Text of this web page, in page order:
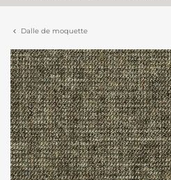
Dalle de moquette